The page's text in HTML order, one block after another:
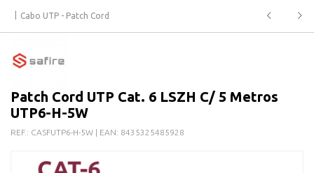
Cabo UTP - Patch Cord
Patch Cord UTP Cat. 6 LSZH C/ 5 Metros
UTP6-H-5W
REF.: CASFUTP6-H-5W | EAN: 8435325485928